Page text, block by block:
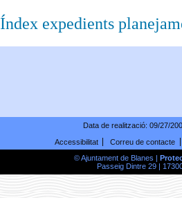
Índex expedients
Data de realització: 09/27/
Accessibilitat
Correu de contacte
© Ajuntament de Blanes |
Passeig Dintre 29 |